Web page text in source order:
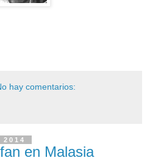
hay comentarios:
en Malasia